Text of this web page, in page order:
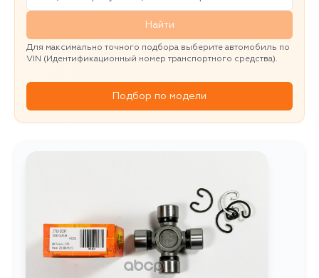
Найти
Для максимально точного подбора выберите автомобиль по
VIN (Идентификационный номер транспортного средства).
Подбор по модели